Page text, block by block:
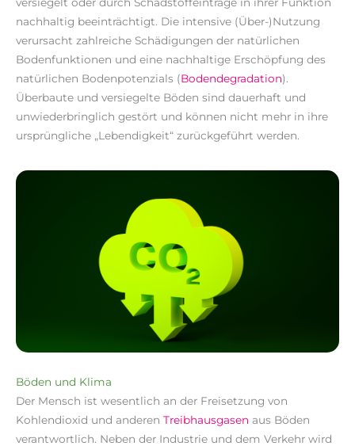
nachhaltig beeinträchtigt. Die intensive (Über-)Nutzung
verursacht zahlreiche Schädigungen der natürlichen
Bodenfunktionen und eine nachhaltige Erschöpfung des
natürlichen Bodenpotenzials (Bodendegradation).
Überbaute und versiegelte Böden sind dauerhaft und
unwiederbringlich gestört und können nicht mehr in ihre
ursprüngliche „Lebendigkeit“ zurückgeführt werden.
Böden und Klima
Der Mensch ist wesentlich an der Freisetzung von
Kohlendioxid und anderen Treibhausgasen aus Böden
verantwortlich. Neben der Industrie und dem Verkehr wird